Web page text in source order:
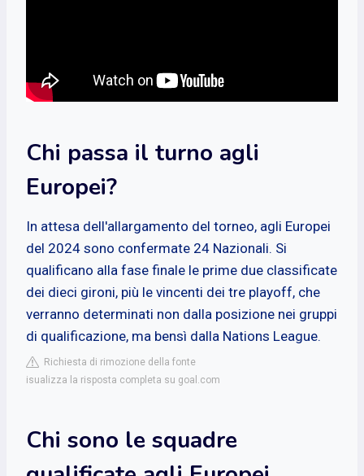
Chi passa il turno agli
Europei?
In attesa dell'allargamento del torneo, agli Europei
del 2024 sono confermate 24 Nazionali. Si
qualificano alla fase finale le prime due classificate
dei dieci gironi, più le vincenti dei tre playoff, che
verranno determinati non dalla posizione nei gruppi
di qualificazione, ma bensì dalla Nations League.
Richiesta di rimozione della fonte
isualizza la risposta completa su goal.com
Chi sono le squadre